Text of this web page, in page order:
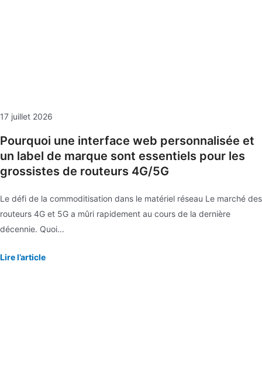
17 juillet 2026
Pourquoi une interface web personnalisée et
un label de marque sont essentiels pour les
grossistes de routeurs 4G/5G
Le défi de la commoditisation dans le matériel réseau Le marché des
routeurs 4G et 5G a mûri rapidement au cours de la dernière
décennie. Quoi...
Lire l’article